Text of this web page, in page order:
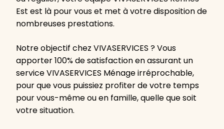
Est est là pour vous et met à votre disposition de
nombreuses prestations.
Notre objectif chez VIVASERVICES ? Vous
apporter 100% de satisfaction en assurant un
service VIVASERVICES Ménage irréprochable,
pour que vous puissiez profiter de votre temps
pour vous-même ou en famille, quelle que soit
votre situation.